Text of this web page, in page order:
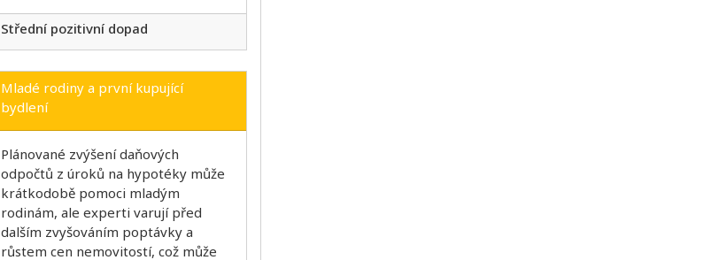
Střední pozitivní dopad
Mladé rodiny a první kupující
bydlení
Plánované zvýšení daňových
odpočtů z úroků na hypotéky může
krátkodobě pomoci mladým
rodinám, ale experti varují před
dalším zvyšováním poptávky a
růstem cen nemovitostí, což může